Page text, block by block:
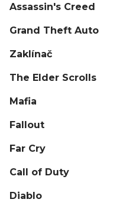
Assassin's Creed
Grand Theft Auto
Zaklínač
The Elder Scrolls
Mafia
Fallout
Far Cry
Call of Duty
Diablo